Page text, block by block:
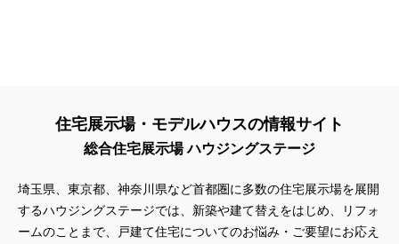
住宅展示場・モデルハウスの情報サイト
総合住宅展示場 ハウジングステージ
埼玉県、東京都、神奈川県など首都圏に多数の住宅展示場を展開
するハウジングステージでは、新築や建て替えをはじめ、リフォ
ームのことまで、戸建て住宅についてのお悩み・ご要望にお応え